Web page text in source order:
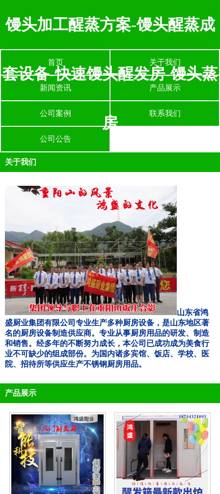
馒头加工醒蒸方案-馒头醒蒸成
套设备-快速馒头醒发房-馒头蒸
房
首页 关于我们
新闻资讯 产品展示
公司案例 联系我们
公司公告
关于我们
山东省鸿
盛厨业集团有限公司专业生产多种厨房设备，是山东地区著
名的厨房设备制造供应商。专业从事厨房用品的研发、制造
和销售。经多年的不断努力成长，本公司已成功成为美食行
业不可缺少的组成部份。为国内诸多宾馆、饭店、学校、医
院、招待所等供应生产不锈钢厨房用品。
产品展示